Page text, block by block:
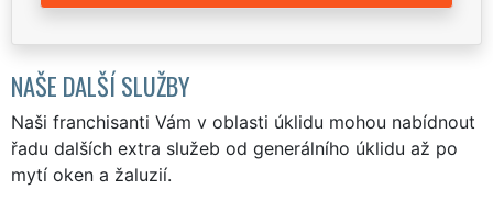
NAŠE DALŠÍ SLUŽBY
Naši franchisanti Vám v oblasti úklidu mohou nabídnout
řadu dalších extra služeb od generálního úklidu až po
mytí oken a žaluzií.